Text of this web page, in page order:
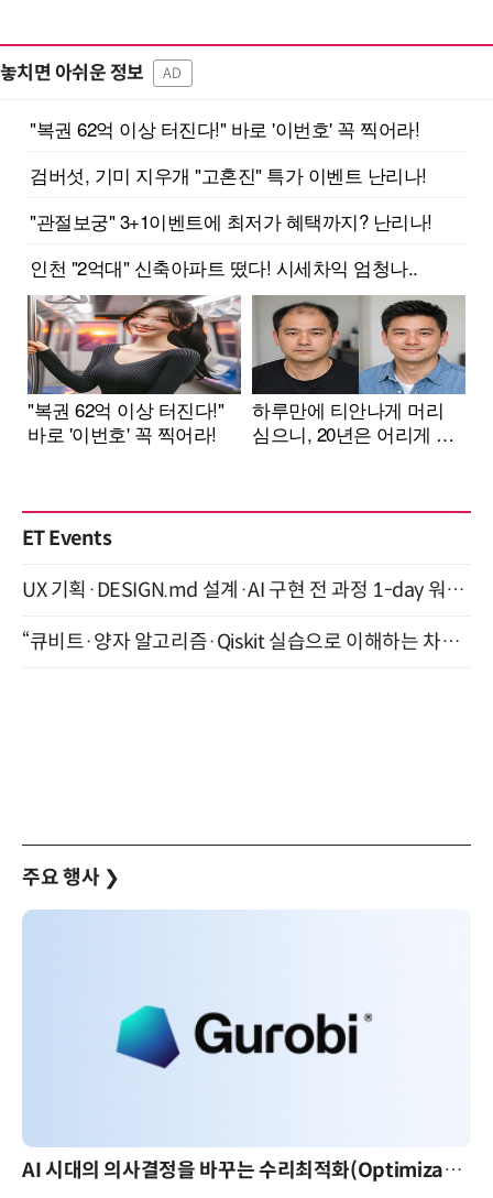
놓치면 아쉬운 정보 AD
ET Events
UX 기획·DESIGN.md 설계·AI 구현 전 과정 1-day 워크숍 with Claude Code·Codex 9월 15일 개최
“큐비트·양자 알고리즘·Qiskit 실습으로 이해하는 차세대 컴퓨팅” (8/28)
주요 행사 ❯
AI 시대의 의사결정을 바꾸는 수리최적화(Optimization): 실제 산업 적용 사례와 활용 전략